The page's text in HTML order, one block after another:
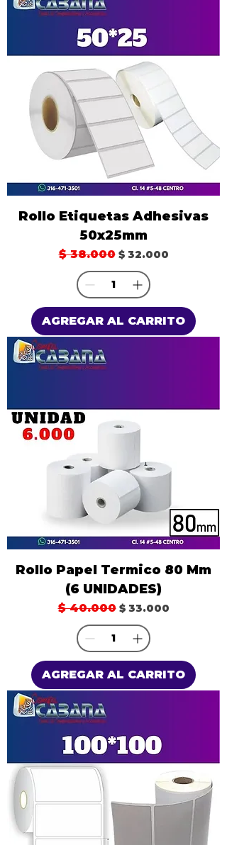
Rollo Etiquetas Adhesivas
50x25mm
Precio
$ 38.000 Precio de oferta
$ 32.000
AGREGAR AL CARRITO
Rollo Papel Termico 80 Mm
(6 UNIDADES)
Precio
$ 40.000 Precio de oferta
$ 33.000
AGREGAR AL CARRITO